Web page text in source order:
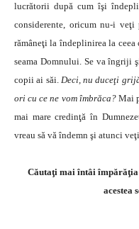
lucrătorii după cum îşi
considerente, oricum nu-i veţi
rămâneţi la îndeplinirea la
seama Domnului. Se va îngriji
copii ai săi. Deci, nu duceţi
ori cu ce ne vom îmbrăca? Mai
mai mare credinţă în
vreau să vă îndemn şi atunci
Căutaţi mai întâi împărăţia
acestea